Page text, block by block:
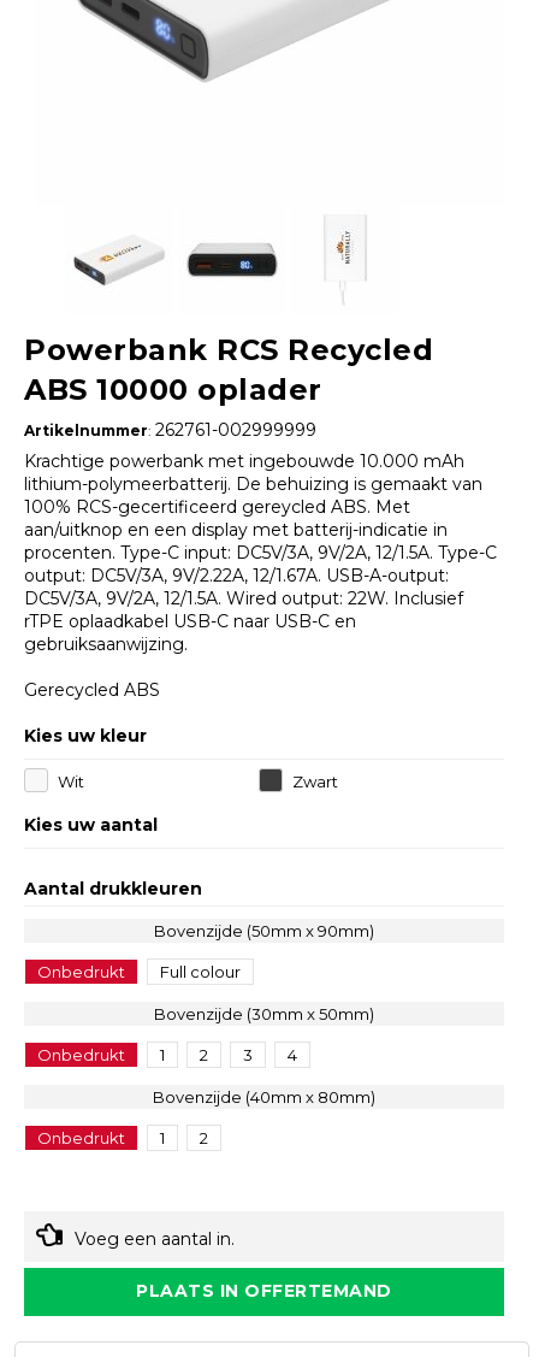
Powerbank RCS Recycled
ABS 10000 oplader
Artikelnummer:262761-002999999
Krachtige powerbank met ingebouwde 10.000 mAh
lithium-polymeerbatterij. De behuizing is gemaakt van
100% RCS-gecertificeerd gereycled ABS. Met
aan/uitknop en een display met batterij-indicatie in
procenten. Type-C input: DC5V/3A, 9V/2A, 12/1.5A. Type-C
output: DC5V/3A, 9V/2.22A, 12/1.67A. USB-A-output:
DC5V/3A, 9V/2A, 12/1.5A. Wired output: 22W. Inclusief
rTPE oplaadkabel USB-C naar USB-C en
gebruiksaanwijzing.
Gerecycled ABS
Kies uw kleur
Wit Zwart
Kies uw aantal
Aantal drukkleuren
Bovenzijde (50mm x 90mm)
Onbedrukt Full colour
Bovenzijde (30mm x 50mm)
Onbedrukt 1 2 3 4
Bovenzijde (40mm x 80mm)
Onbedrukt 1 2
Voeg een aantal in.
PLAATS IN OFFERTEMAND